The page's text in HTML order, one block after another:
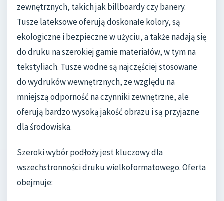
zewnętrznych, takich jak billboardy czy banery.
Tusze lateksowe oferują doskonałe kolory, są
ekologiczne i bezpieczne w użyciu, a także nadają się
do druku na szerokiej gamie materiałów, w tym na
tekstyliach. Tusze wodne są najczęściej stosowane
do wydruków wewnętrznych, ze względu na
mniejszą odporność na czynniki zewnętrzne, ale
oferują bardzo wysoką jakość obrazu i są przyjazne
dla środowiska.
Szeroki wybór podłoży jest kluczowy dla
wszechstronności druku wielkoformatowego. Oferta
obejmuje: